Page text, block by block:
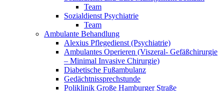
Team
Sozialdienst Psychiatrie
Team
Ambulante Behandlung
Alexius Pflegedienst (Psychiatrie)
Ambulantes Operieren (Viszeral- Gefäßchirurgie
– Minimal Invasive Chirurgie)
Diabetische Fußambulanz
Gedächtnissprechstunde
Poliklinik Große Hamburger Straße